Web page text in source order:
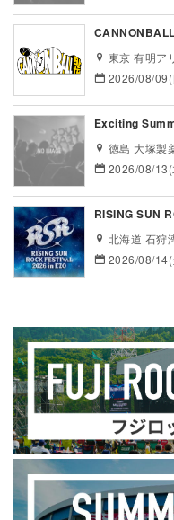
東京 有明ア
2026/08/
Exciting
徳島 大塚製
2026/08/13(
RISING SUN
北海道 石狩
2026/08/